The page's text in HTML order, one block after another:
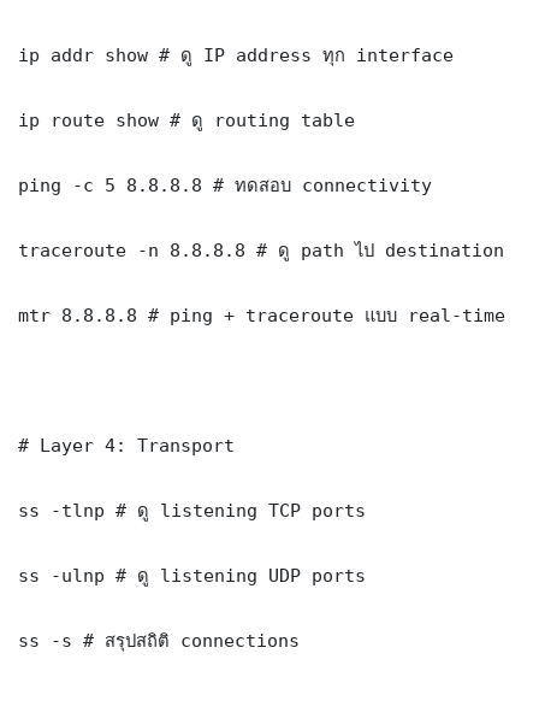
ip addr show # ดู IP address ทุก interface
ip route show # ดู routing table
ping -c 5 8.8.8.8 # ทดสอบ connectivity
traceroute -n 8.8.8.8 # ดู path ไป destination
mtr 8.8.8.8 # ping + traceroute แบบ real-time
# Layer 4: Transport
ss -tlnp # ดู listening TCP ports
ss -ulnp # ดู listening UDP ports
ss -s # สรุปสถิติ connections